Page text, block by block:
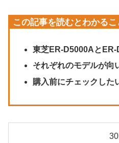
この記事を読むとわかるこ
東芝ER-D5000Aと
それぞれのモデルが向
購入前にチェックした